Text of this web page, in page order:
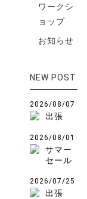
ワークシ
ョップ
お知らせ
NEW POST
2026/08/07
出張
2026/08/01
サマー
セール
2026/07/25
出張